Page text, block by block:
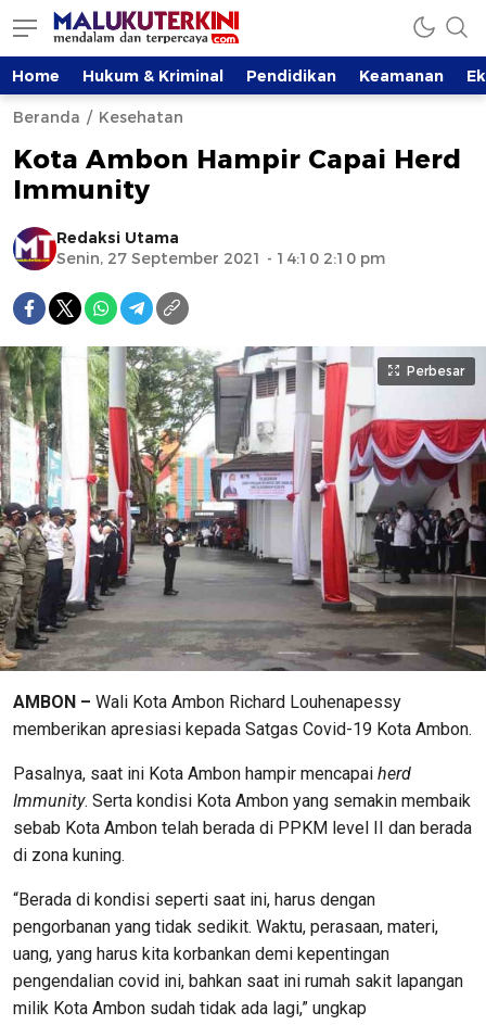
Home Hukum & Kriminal Pendidikan Keamanan
Beranda Kesehatan
Kota Ambon Hampir Capai Herd
Immunity
Redaksi Utama
Senin, 27 September 2021 - 14:10 2:10 pm
Perbesar
AMBON – Wali Kota Ambon Richard Louhenapessy
memberikan apresiasi kepada Satgas Covid-19 Kota Ambon.
Pasalnya, saat ini Kota Ambon hampir mencapai herd
Immunity. Serta kondisi Kota Ambon yang semakin membaik
sebab Kota Ambon telah berada di PPKM level II dan berada
di zona kuning.
“Berada di kondisi seperti saat ini, harus dengan
pengorbanan yang tidak sedikit. Waktu, perasaan, materi,
uang, yang harus kita korbankan demi kepentingan
pengendalian covid ini, bahkan saat ini rumah sakit lapangan
milik Kota Ambon sudah tidak ada lagi,” ungkap